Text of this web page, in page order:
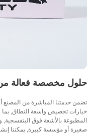
مخصصة فعالة من حيث
خدمتنا المباشرة من المصنع
تخصيص واسعة النطاق, بما في ذلك
بالأشعة فوق البنفسجية,
أو مؤسسة كبيرة, يمكننا إنشاء